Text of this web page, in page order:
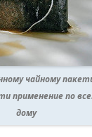
чайному
применение по
дому